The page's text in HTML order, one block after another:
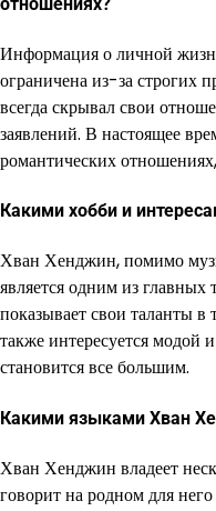
Информация о личной
ограничена из-за строгих
всегда скрывал свои
заявлений. В настоящее
романтических
Какими хобби и
Хван Хенджин, помимо
является одним из главных
показывает свои таланты
также интересуется модой
становится все большим.
Какими языками Хван
Хван Хенджин владеет
говорит на родном для